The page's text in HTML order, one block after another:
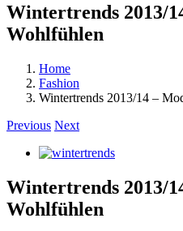
Wintertrends 2013/
Wohlfühlen
Home
Fashion
Wintertrends 2013/14 –
Previous Next
View
Image
Wintertrends 2013/
Wohlfühlen